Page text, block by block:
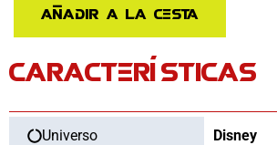
Moana
Moana
Simea
cantidad
Añadir a la cesta
CARACTERÍSTICAS
Universo Disney